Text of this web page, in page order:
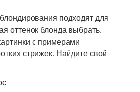
подходят для
оттенок блонда выбрать.
с примерами
стрижек. Найдите свой